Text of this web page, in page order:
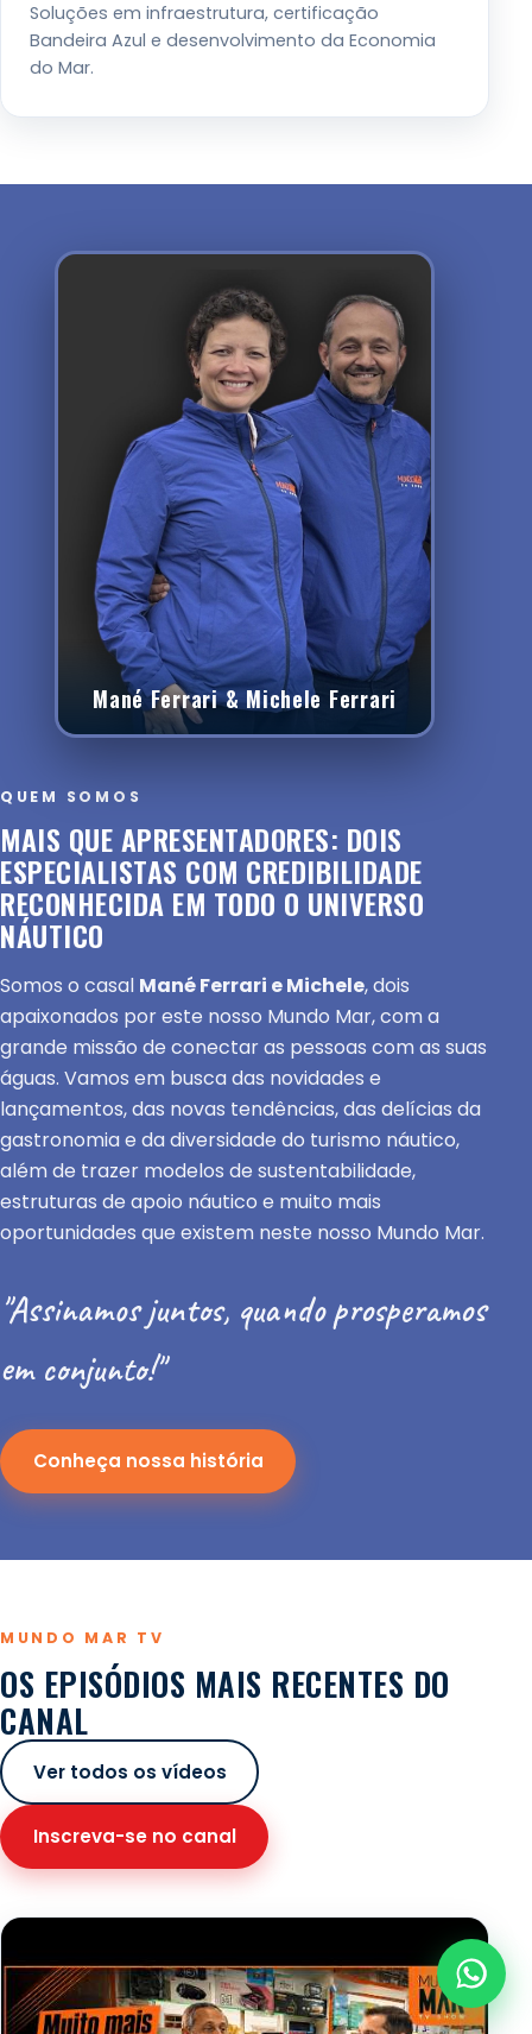
Soluções em infraestrutura, certificação
Bandeira Azul e desenvolvimento da Economia
do Mar.
Mané Ferrari & Michele Ferrari
QUEM SOMOS
MAIS QUE APRESENTADORES: DOIS
ESPECIALISTAS COM CREDIBILIDADE
RECONHECIDA EM TODO O UNIVERSO
NÁUTICO
Somos o casal Mané Ferrari e Michele, dois
apaixonados por este nosso Mundo Mar, com a
grande missão de conectar as pessoas com as suas
águas. Vamos em busca das novidades e
lançamentos, das novas tendências, das delícias da
gastronomia e da diversidade do turismo náutico,
além de trazer modelos de sustentabilidade,
estruturas de apoio náutico e muito mais
oportunidades que existem neste nosso Mundo Mar.
"Assinamos juntos, quando prosperamos
em conjunto!"
Conheça nossa história
MUNDO MAR TV
OS EPISÓDIOS MAIS RECENTES DO
CANAL
Ver todos os vídeos
Inscreva-se no canal